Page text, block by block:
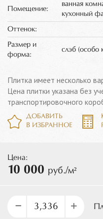
Помещение:
ванная
кухонный
Оттенок:
Размер и
форма:
слэб (особо
Плитка имеет несколько
Цена плитки указана без
транспортировочного
ДОБАВИТЬ
В ИЗБРАННОЕ
Цена:
10 000 руб./м²
– +